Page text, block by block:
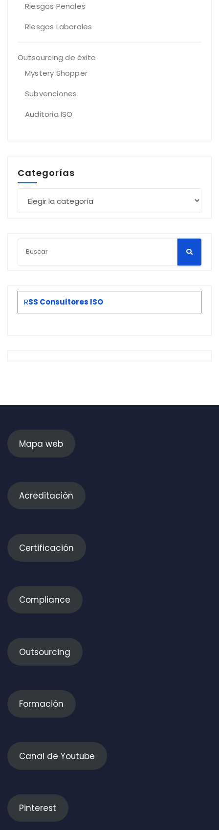
Riesgos Penales
Riesgos Laborales
Outsourcing de éxito
Mystery Shopper
Subvenciones
Auditoria ISO
Categorías
RSS Consultores ISO
Mapa web
Acreditación
Certificación
Compliance
Outsourcing
Formación
Canal de Youtube
Pinterest